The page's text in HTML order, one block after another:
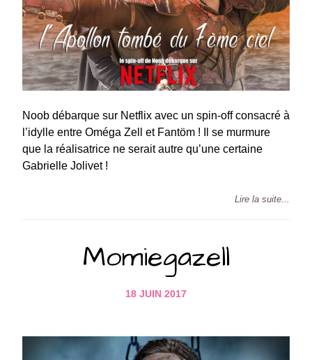
Noob débarque sur Netflix avec un spin-off consacré à
l’idylle entre Oméga Zell et Fantöm ! Il se murmure
que la réalisatrice ne serait autre qu’une certaine
Gabrielle Jolivet !
Lire la suite...
Momiegazell
18 JUIN 2017